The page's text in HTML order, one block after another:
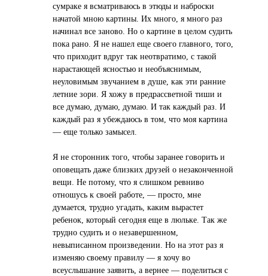
сумраке я всматриваюсь в этюды и наброски
начатой мною картины. Их много, я много раз
начинал все заново. Но о картине в целом судить
пока рано. Я не нашел еще своего главного, того,
что приходит вдруг так неотвратимо, с такой
нарастающей ясностью и необъяснимым,
неуловимым звучанием в душе, как эти ранние
летние зори. Я хожу в предрассветной тиши и
все думаю, думаю, думаю. И так каждый раз. И
каждый раз я убеждаюсь в том, что моя картина
— еще только замысел.
Я не сторонник того, чтобы заранее говорить и
оповещать даже близких друзей о незаконченной
вещи. Не потому, что я слишком ревниво
отношусь к своей работе, — просто, мне
думается, трудно угадать, каким вырастет
ребенок, который сегодня еще в люльке. Так же
трудно судить и о незавершенном,
невыписанном произведении. Но на этот раз я
изменяю своему правилу — я хочу во
всеуслышание заявить, а вернее — поделиться с